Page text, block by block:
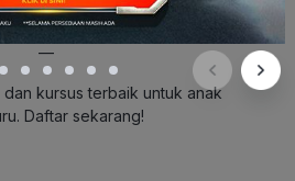
saat mendaftar.
—
kursus terbaik untuk anak
Daftar sekarang!